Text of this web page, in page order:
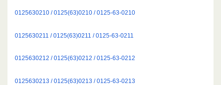
0125630210 / 0125(63)0210 / 0125-63-0210
0125630211 / 0125(63)0211 / 0125-63-0211
0125630212 / 0125(63)0212 / 0125-63-0212
0125630213 / 0125(63)0213 / 0125-63-0213